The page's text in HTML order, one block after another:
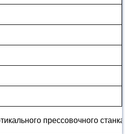
прессовочного станка